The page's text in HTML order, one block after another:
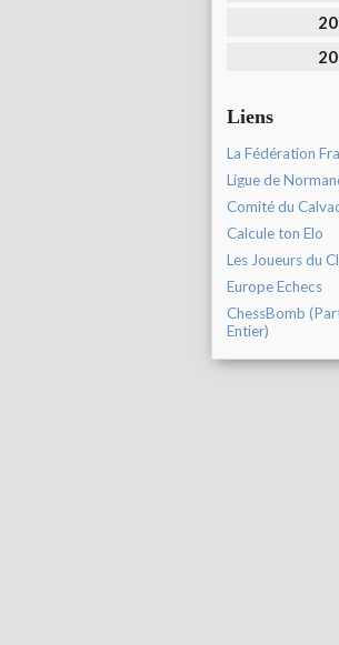
Liens
La Fédération
Ligue de
Comité du
Calcule ton Elo
Les Joueurs du
Europe Echecs
ChessBomb
Entier)